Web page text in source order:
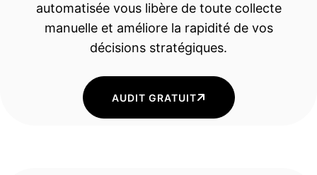
automatisée vous libère de toute collecte
manuelle et améliore la rapidité de vos
décisions stratégiques.
AUDIT GRATUIT